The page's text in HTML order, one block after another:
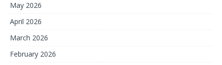
May 2026
April 2026
March 2026
February 2026